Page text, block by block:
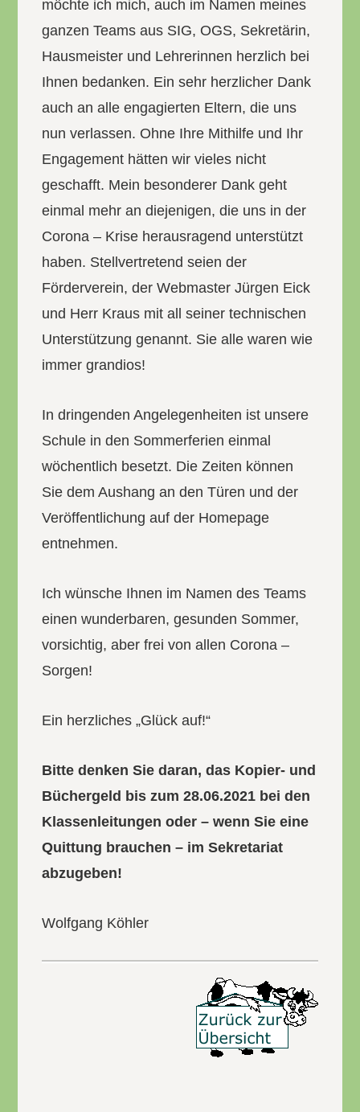
möchte ich mich, auch im Namen meines
ganzen Teams aus SIG, OGS, Sekretärin,
Hausmeister und Lehrerinnen herzlich bei
Ihnen bedanken. Ein sehr herzlicher Dank
auch an alle engagierten Eltern, die uns
nun verlassen. Ohne Ihre Mithilfe und Ihr
Engagement hätten wir vieles nicht
geschafft. Mein besonderer Dank geht
einmal mehr an diejenigen, die uns in der
Corona – Krise herausragend unterstützt
haben. Stellvertretend seien der
Förderverein, der Webmaster Jürgen Eick
und Herr Kraus mit all seiner technischen
Unterstützung genannt. Sie alle waren wie
immer grandios!
In dringenden Angelegenheiten ist unsere
Schule in den Sommerferien einmal
wöchentlich besetzt. Die Zeiten können
Sie dem Aushang an den Türen und der
Veröffentlichung auf der Homepage
entnehmen.
Ich wünsche Ihnen im Namen des Teams
einen wunderbaren, gesunden Sommer,
vorsichtig, aber frei von allen Corona –
Sorgen!
Ein herzliches „Glück auf!“
Bitte denken Sie daran, das Kopier- und
Büchergeld bis zum 28.06.2021 bei den
Klassenleitungen oder – wenn Sie eine
Quittung brauchen – im Sekretariat
abzugeben!
Wolfgang Köhler